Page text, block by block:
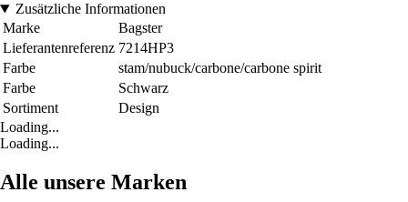
Zusätzliche Informationen
Marke
Bagster
Lieferantenreferenz 7214HP3
Farbe
stam/nubuck/carbone/carbone spirit
Farbe
Schwarz
Sortiment
Design
Loading...
Loading...
Alle unsere Marken